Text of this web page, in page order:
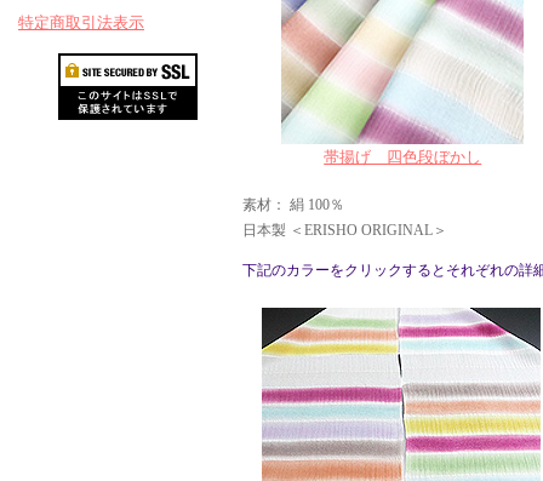
特定商取引法表示
帯揚げ 四色段ぼかし
素材： 絹 100％
日本製 ＜ERISHO ORIGINAL＞
下記のカラーをクリックするとそれぞれの詳